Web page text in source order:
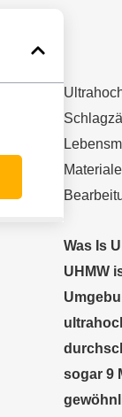
Was s
UHMW
sogar 9